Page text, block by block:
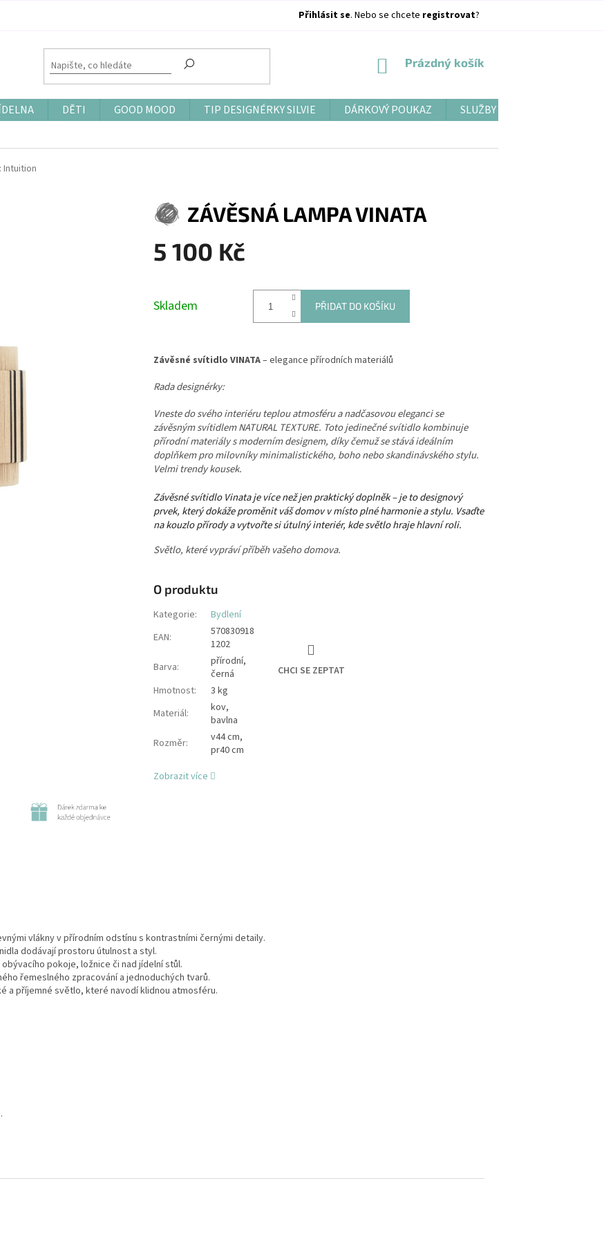
Přihlásit se. Nebo se chcete registrovat?
NÁKUPNÍ
Prázdný košík
DĚTI GOOD MOOD TIP DESIGNÉRKY SILVIE DÁRKOVÝ POUKAZ SLUŽBY
Intuition
ZÁVĚSNÁ LAMPA VINATA
5 100 Kč
Skladem PŘIDAT DO KOŠÍKU
Závěsné svítidlo VINATA– elegance přírodních materiálů
Rada designérky:
Vneste do svého interiéru teplou atmosféru a nadčasovou eleganci se
závěsným svítidlem NATURAL TEXTURE. Toto jedinečné svítidlo kombinuje
přírodní materiály s moderním designem, díky čemuž se stává ideálním
doplňkem pro milovníky minimalistického, boho nebo skandinávského stylu.
Velmi trendy kousek.
Závěsné svítidlo Vinata je více než jen praktický doplněk – je to designový
prvek, který dokáže proměnit váš domov v místo plné harmonie a stylu. Vsaďte
na kouzlo přírody a vytvořte si útulný interiér, kde světlo hraje hlavní roli.
Světlo, které vypráví příběh vašeho domova.
O produktu
Kategorie:
Bydlení
EAN:
570830918
1202
Barva:
přírodní,
černá
Hmotnost:
3 kg
Materiál:
kov,
bavlna
Rozměr:
v44 cm,
pr40 cm
CHCI SE ZEPTAT
Zobrazit více
vlákny v přírodním odstínu s kontrastními černými detaily.
dodávají prostoru útulnost a styl.
pokoje, ložnice či nad jídelní stůl.
řemeslného zpracování a jednoduchých tvarů.
a příjemné světlo, které navodí klidnou atmosféru.